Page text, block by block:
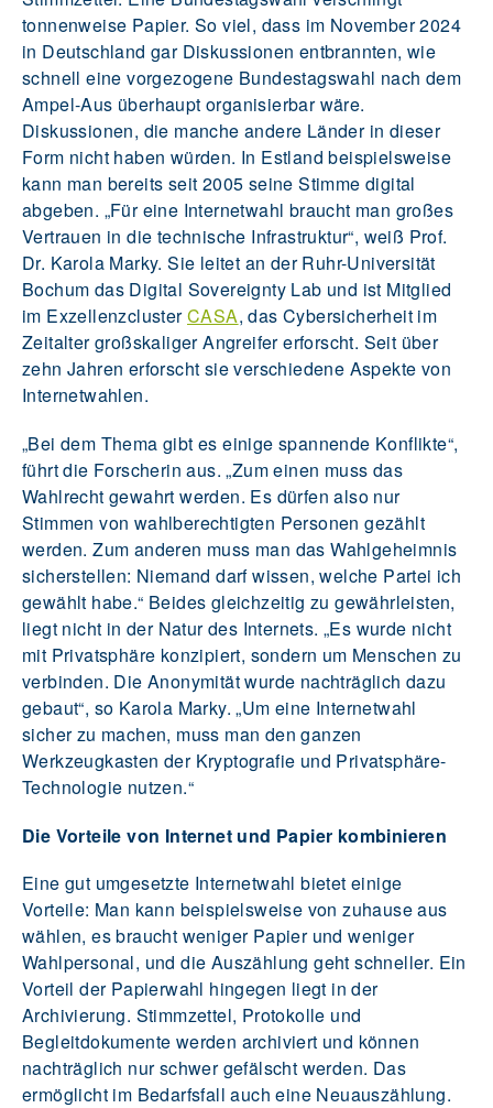
tonnenweise Papier. So viel, dass im November 2024
in Deutschland gar Diskussionen entbrannten, wie
schnell eine vorgezogene Bundestagswahl nach dem
Ampel-Aus überhaupt organisierbar wäre.
Diskussionen, die manche andere Länder in dieser
Form nicht haben würden. In Estland beispielsweise
kann man bereits seit 2005 seine Stimme digital
abgeben. „Für eine Internetwahl braucht man großes
Vertrauen in die technische Infrastruktur“, weiß Prof.
Dr. Karola Marky. Sie leitet an der Ruhr-Universität
Bochum das Digital Sovereignty Lab und ist Mitglied
im ExzellenzclusterCASA, das Cybersicherheit im
Zeitalter großskaliger Angreifer erforscht. Seit über
zehn Jahren erforscht sie verschiedene Aspekte von
Internetwahlen.
„Bei dem Thema gibt es einige spannende Konflikte“,
führt die Forscherin aus. „Zum einen muss das
Wahlrecht gewahrt werden. Es dürfen also nur
Stimmen von wahlberechtigten Personen gezählt
werden. Zum anderen muss man das Wahlgeheimnis
sicherstellen: Niemand darf wissen, welche Partei ich
gewählt habe.“ Beides gleichzeitig zu gewährleisten,
liegt nicht in der Natur des Internets. „Es wurde nicht
mit Privatsphäre konzipiert, sondern um Menschen zu
verbinden. Die Anonymität wurde nachträglich dazu
gebaut“, so Karola Marky. „Um eine Internetwahl
sicher zu machen, muss man den ganzen
Werkzeugkasten der Kryptografie und Privatsphäre-
Technologie nutzen.“
Die Vorteile von Internet und Papier kombinieren
Eine gut umgesetzte Internetwahl bietet einige
Vorteile: Man kann beispielsweise von zuhause aus
wählen, es braucht weniger Papier und weniger
Wahlpersonal, und die Auszählung geht schneller. Ein
Vorteil der Papierwahl hingegen liegt in der
Archivierung. Stimmzettel, Protokolle und
Begleitdokumente werden archiviert und können
nachträglich nur schwer gefälscht werden. Das
ermöglicht im Bedarfsfall auch eine Neuauszählung.